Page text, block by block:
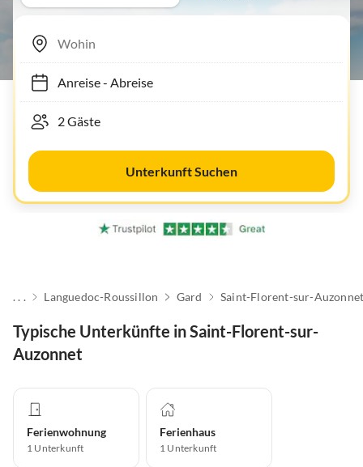
Anreise- Abreise
Unterkunft Suchen
. . . Languedoc-Roussillon Gard Saint-Florent-sur-
Typische Unterkünfte in Saint-Florent-sur-
Auzonnet
Ferienwohnung
1 Unterkunft
Ferienhaus
1 Unterkunft